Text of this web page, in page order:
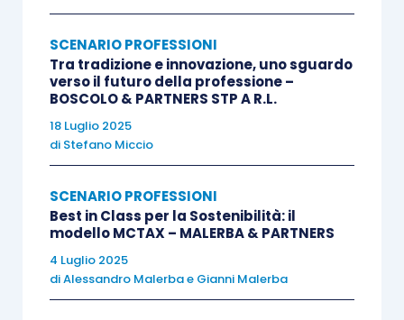
periodo contraddistinto dalla pandemia che ha
portato una riduzione dei rapporti diretti con le
persone e quindi con il proprio team e i propri
clienti, un ruolo fondamentale è stato svolto
una loro sempre più larga e ampia utilizzazione. In
questa categoria verranno selezionati e premiati
gli Studi che hanno
SCENARIO PROFESSIONI
Tra tradizione e innovazione, uno sguardo
verso il futuro della professione –
BOSCOLO & PARTNERS STP A R.L.
18 Luglio 2025
di Stefano Miccio
SCENARIO PROFESSIONI
Best in Class per la Sostenibilità: il
modello MCTAX – MALERBA & PARTNERS
4 Luglio 2025
diAlessandro Malerbae Gianni Malerba